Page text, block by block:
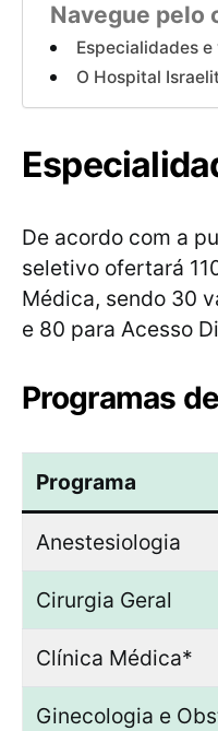
Navegue pelo
Especialidades e
O Hospital
De acordo com a
seletivo ofertará
Médica, sendo 30
e 80 para Acesso
Programas
Programa
Anestesiologia
Cirurgia Geral
Clínica Médica*
Ginecologia e